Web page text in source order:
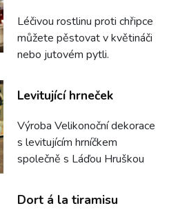
Léčivou rostlinu proti chřipce
můžete pěstovat v květináči
nebo jutovém pytli.
Levitující hrneček
Výroba Velikonoční dekorace
s levitujícím hrníčkem
společně s Láďou Hruškou
Dort á la tiramisu